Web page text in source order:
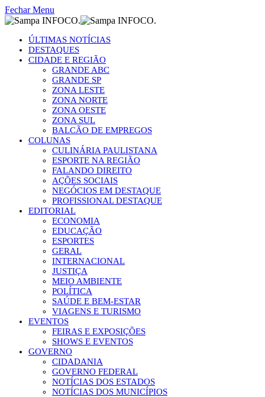
Fechar Menu
ÚLTIMAS NOTÍCIAS
DESTAQUES
CIDADE E REGIÃO
GRANDE ABC
GRANDE SP
ZONA LESTE
ZONA NORTE
ZONA OESTE
ZONA SUL
BALCÃO DE EMPREGOS
COLUNAS
CULINÁRIA PAULISTANA
ESPORTE NA REGIÃO
FALANDO DIREITO
AÇÕES SOCIAIS
NEGÓCIOS EM DESTAQUE
PROFISSIONAL DESTAQUE
EDITORIAL
ECONOMIA
EDUCAÇÃO
ESPORTES
GERAL
INTERNACIONAL
JUSTIÇA
MEIO AMBIENTE
POLÍTICA
SAÚDE E BEM-ESTAR
VIAGENS E TURISMO
EVENTOS
FEIRAS E EXPOSIÇÕES
SHOWS E EVENTOS
GOVERNO
CIDADANIA
GOVERNO FEDERAL
NOTÍCIAS DOS ESTADOS
NOTÍCIAS DOS MUNICÍPIOS